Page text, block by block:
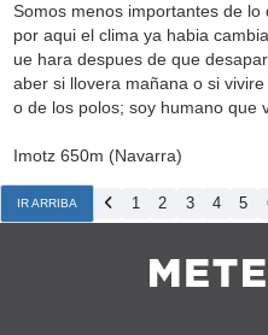
Somos menos importantes de
por aqui el clima ya habia
ue hara despues de que
aber si llovera mañana o si
o de los polos; soy humano que
Imotz 650m (Navarra)
IR ARRIBA 1 2 3 4 5